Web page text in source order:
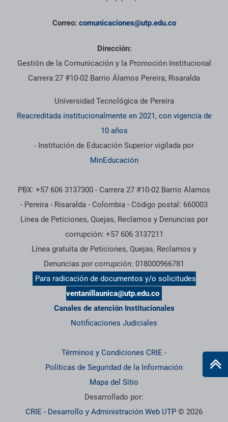
Correo: comunicaciones@utp.edu.co
Dirección:
Gestión de la Comunicación y la Promoción Institucional
Carrera 27 #10-02 Barrio Álamos Pereira, Risaralda
Universidad Tecnológica de Pereira
Reacreditada institucionalmente en 2021, con vigencia de
10 años
- Institución de Educación Superior vigilada por
MinEducación
PBX: +57 606 3137300 - Carrera 27 #10-02 Barrio Alamos
- Pereira - Risaralda - Colombia - Código postal: 660003
Línea de Peticiones, Quejas, Reclamos y Denuncias por
corrupción: +57 606 3137211
Línea gratuita de Peticiones, Quejas, Reclamos y
Denuncias por corrupción: 018000966781
Para radicación de documentos y/o solicitudes
ventanillaunica@utp.edu.co
Canales de atención Institucionales
Notificaciones Judiciales
Términos y Condiciones CRIE -
Políticas de Seguridad de la Información
Mapa del Sitio
Desarrollado por:
CRIE - Desarrollo y Administración Web UTP © 2026